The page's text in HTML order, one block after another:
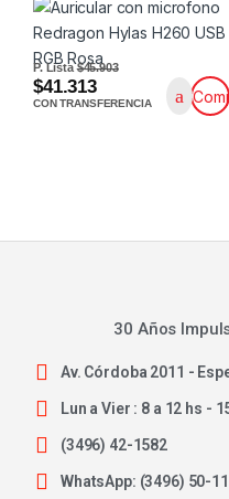
P. Lista$45.903
$41.313
CON TRANSFERENCIA
30 Años
Av. Córdoba 2011 -
Lun a Vier : 8 a 12 hs -
(3496) 42-1582
WhatsApp: (3496) 50-